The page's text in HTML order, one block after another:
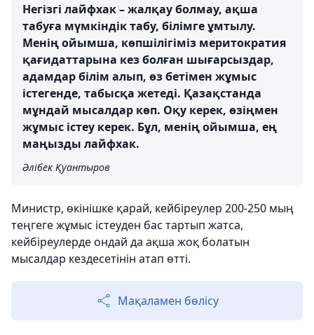
Негізгі лайфхак – жалқау болмау, ақша
табуға мүмкіндік табу, білімге ұмтылу.
Менің ойымша, көпшілігіміз меритократия
қағидаттарына кез болған шығарсыздар,
адамдар білім алып, өз бетімен жұмыс
істегенде, табысқа жетеді. Қазақстанда
мұндай мысалдар көп. Оқу керек, өзіңмен
жұмыс істеу керек. Бұл, менің ойымша, ең
маңызды лайфхак.
Әлібек Қуантыров
Министр, өкінішке қарай, кейбіреулер 200-250 мың
теңгеге жұмыс істеуден бас тартып жатса,
кейбіреулерде ондай да ақша жоқ болатын
мысалдар кездесетінін атап өтті.
Мақаламен бөлісу